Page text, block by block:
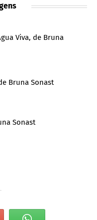
Viva, de Bruna
Bruna Sonast
Sonast